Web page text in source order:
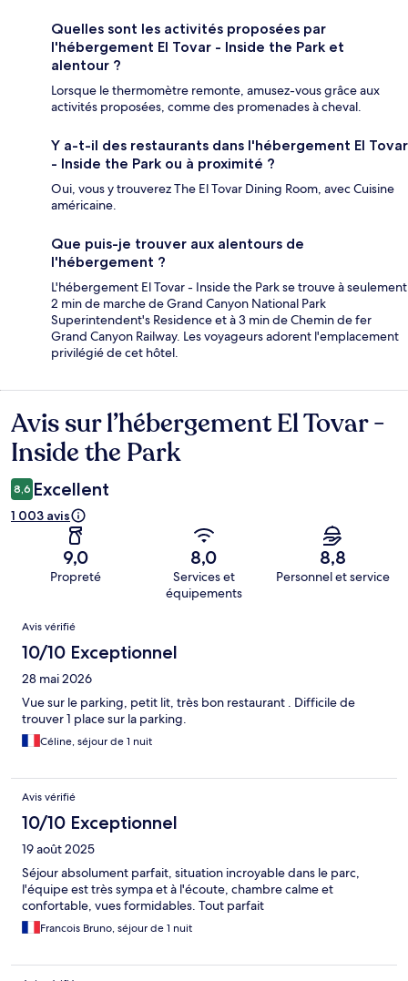
Quelles sont les activités proposées par
l'hébergement El Tovar - Inside the Park et
alentour ?
Lorsque le thermomètre remonte, amusez-vous grâce aux
activités proposées, comme des promenades à cheval.
Y a-t-il des restaurants dans l'hébergement El Tovar
- Inside the Park ou à proximité ?
Oui, vous y trouverez The El Tovar Dining Room, avec Cuisine
américaine.
Que puis-je trouver aux alentours de
l'hébergement ?
L'hébergement El Tovar - Inside the Park se trouve à seulement
2 min de marche de Grand Canyon National Park
Superintendent's Residence et à 3 min de Chemin de fer
Grand Canyon Railway. Les voyageurs adorent l'emplacement
privilégié de cet hôtel.
Avis
Avis sur l’hébergement El Tovar -
Inside the Park
8,6 Excellent
1 003 avis
9,0
Propreté
8,0
Services et
équipements
8,8
Personnel et service
Avis
Avis vérifié
10/10 Exceptionnel
28 mai 2026
Vue sur le parking, petit lit, très bon restaurant . Difficile de
trouver 1 place sur la parking.
Céline, séjour de 1 nuit
Avis vérifié
10/10 Exceptionnel
19 août 2025
Séjour absolument parfait, situation incroyable dans le parc,
l'équipe est très sympa et à l'écoute, chambre calme et
confortable, vues formidables. Tout parfait
Francois Bruno, séjour de 1 nuit